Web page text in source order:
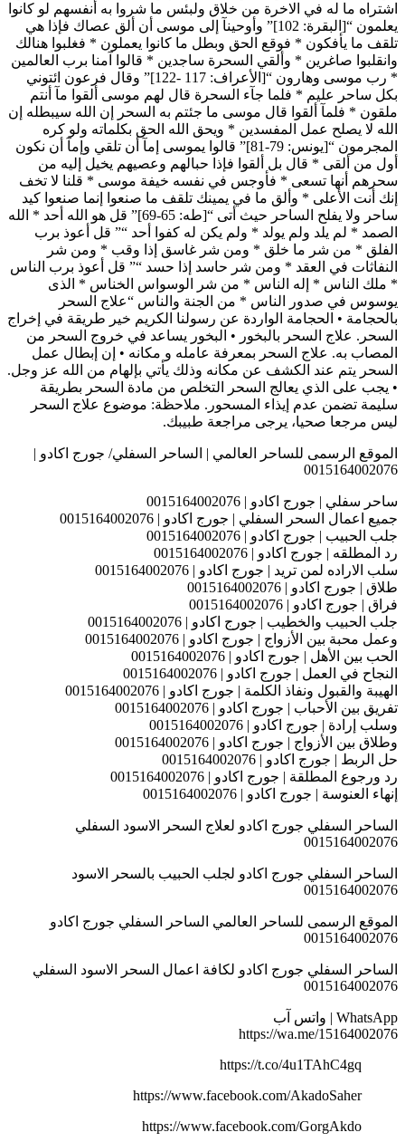
اشتراه ما له في الاخرة من خلاق ولبئس ما شروا به أنفسهم لو كانوا
يعلمون “[البقرة: 102]” وأوحينآ إلى موسى أن ألق عصاك فإذا هي
تلقف ما يأفكون * فوقع الحق وبطل ما كانوا يعملون * فغلبوا هنالك
وانقلبوا صاغرين * وألقي السحرة ساجدين * قالوا آمنا برب العالمين
* رب موسى وهارون “[الأعراف: 117 -122]” وقال فرعون ائتوني
بكل ساحر عليم * فلما جآء السحرة قال لهم موسى ألقوا مآ أنتم
ملقون * فلمآ ألقوا قال موسى ما جئتم به السحر إن الله سيبطله إن
الله لا يصلح عمل المفسدين * ويحق الله الحق بكلماته ولو كره
المجرمون “[يونس: 79-81]” قالوا يموسى إمآ أن تلقي وإمآ أن نكون
أول من ألقى * قال بل ألقوا فإذا حبالهم وعصيهم يخيل إليه من
سحرهم أنها تسعى * فأوجس في نفسه خيفة موسى * قلنا لا تخف
إنك أنت الأعلى * وألق ما في يمينك تلقف ما صنعوا إنما صنعوا كيد
ساحر ولا يفلح الساحر حيث أتى “[طه: 65-69]” قل هو الله أحد * الله
الصمد * لم يلد ولم يولد * ولم يكن له كفوا أحد “” قل أعوذ برب
الفلق * من شر ما خلق * ومن شر غاسق إذا وقب * ومن شر
النفاثات في العقد * ومن شر حاسد إذا حسد “” قل أعوذ برب الناس
* ملك الناس * إله الناس * من شر الوسواس الخناس * الذى
يوسوس في صدور الناس * من الجنة والناس “علاج السحر
بالحجامة • الحجامة الواردة عن رسولنا الكريم خير طريقة في إخراج
السحر. علاج السحر بالبخور • البخور يساعد في خروج السحر من
المصاب به. علاج السحر بمعرفة عامله و مكانه • إن إبطال عمل
السحر يتم عند الكشف عن مكانه وذلك يأتي بإلهام من الله عز وجل.
• يجب على الذي يعالج السحر التخلص من مادة السحر بطريقة
سليمة تضمن عدم إيذاء المسحور. ملاحظة: موضوع علاج السحر
ليس مرجعا صحيا، يرجى مراجعة طبيبك.
الموقع الرسمى للساحر العالمي | الساحر السفلي/ جورج اكادو |
0015164002076
ساحر سفلي | جورج اكادو | 0015164002076
جميع اعمال السحر السفلي | جورج اكادو | 0015164002076
جلب الحبيب | جورج اكادو | 0015164002076
رد المطلقه | جورج اكادو | 0015164002076
سلب الاراده لمن تريد | جورج اكادو | 0015164002076
طلاق | جورج اكادو | 0015164002076
فراق | جورج اكادو | 0015164002076
جلب الحبيب والخطيب | جورج اكادو | 0015164002076
وعمل محبة بين الأزواج | جورج اكادو | 0015164002076
الحب بين الأهل | جورج اكادو | 0015164002076
النجاح في العمل | جورج اكادو | 0015164002076
الهيبة والقبول ونفاذ الكلمة | جورج اكادو | 0015164002076
تفريق بين الأحباب | جورج اكادو | 0015164002076
وسلب إرادة | جورج اكادو | 0015164002076
وطلاق بين الأزواج | جورج اكادو | 0015164002076
حل الربط | جورج اكادو | 0015164002076
رد ورجوع المطلقة | جورج اكادو | 0015164002076
إنهاء العنوسة | جورج اكادو | 0015164002076
الساحر السفلي جورج اكادو لعلاج السحر الاسود السفلي
0015164002076
الساحر السفلي جورج اكادو لجلب الحبيب بالسحر الاسود
0015164002076
الموقع الرسمى للساحر العالمي الساحر السفلي جورج اكادو
0015164002076
الساحر السفلي جورج اكادو لكافة اعمال السحر الاسود السفلي
0015164002076
WhatsApp | واتس آب
https://wa.me/15164002076
https://t.co/4u1TAhC4gq
https://www.facebook.com/AkadoSaher
https://www.facebook.com/GorgAkdo